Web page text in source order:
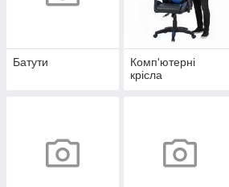
Батути
Комп'ютерні
крісла